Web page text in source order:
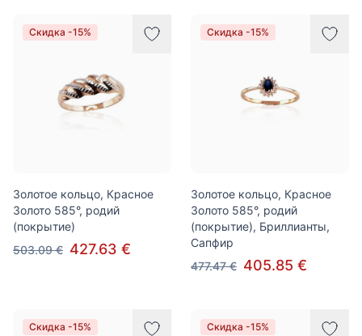
Скидка -15%
Золотое кольцо, Красное
Золото 585°, родий
(покрытие)
503.09 € 427.63 €
Скидка -15%
Золотое кольцо, Красное
Золото 585°, родий
(покрытие), Бриллианты,
Сапфир
477.47 € 405.85 €
Скидка -15% Скидка -15%